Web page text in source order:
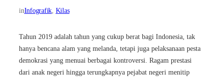
inInfografik, Kilas
Tahun 2019 adalah tahun yang cukup berat bagi Indonesia, tak
hanya bencana alam yang melanda, tetapi juga pelaksanaan pesta
demokrasi yang menuai berbagai kontroversi. Ragam prestasi
dari anak negeri hingga terungkapnya pejabat negeri menitip